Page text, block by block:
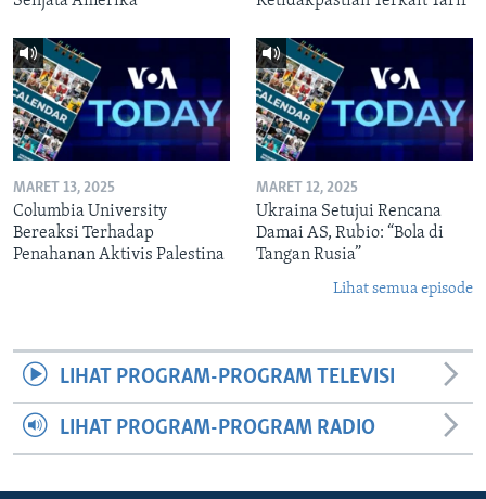
MARET 13, 2025
Columbia University
Bereaksi Terhadap
Penahanan Aktivis Palestina
MARET 12, 2025
Ukraina Setujui Rencana
Damai AS, Rubio: “Bola di
Tangan Rusia”
Lihat semua episode
LIHAT PROGRAM-PROGRAM TELEVISI
LIHAT PROGRAM-PROGRAM RADIO